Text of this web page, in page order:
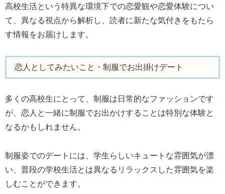
高校生活という特異な環境下での恋愛観や恋愛体験につい
て、異なる視点から解析し、読者に新たな気付きをもたら
す情報をお届けします。
恋人としてみたいこと・制服でお出掛けデート
多くの高校生にとって、制服は日常的なファッションです
が、恋人と一緒に制服でお出かけすることは特別な体験と
なるかもしれません。
制服姿でのデートには、学生らしいキュートな雰囲気が漂
い、普段の学校生活とは異なるリラックスした雰囲気を楽
しむことができます。